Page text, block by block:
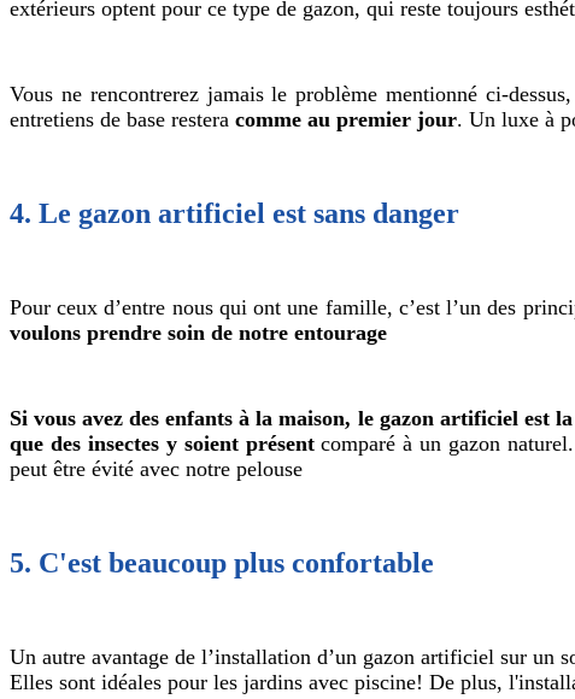
extérieurs optent pour ce type de gazon, qui reste toujours
Vous ne rencontrerez jamais le problème mentionné ci-
entretiens de base restera comme au premier jour. Un luxe à
4. Le gazon artificiel est sans danger
Pour ceux d’entre nous qui ont une famille, c’est l’un des
voulons prendre soin de notre entourage
Si vous avez des enfants à la maison, le gazon artificiel est
que des insectes y soient présentcomparé à un gazon
peut être évité avec notre pelouse
5. C'est beaucoup plus confortable
Un autre avantage de l’installation d’un gazon artificiel sur un
Elles sont idéales pour les jardins avec piscine! De plus,